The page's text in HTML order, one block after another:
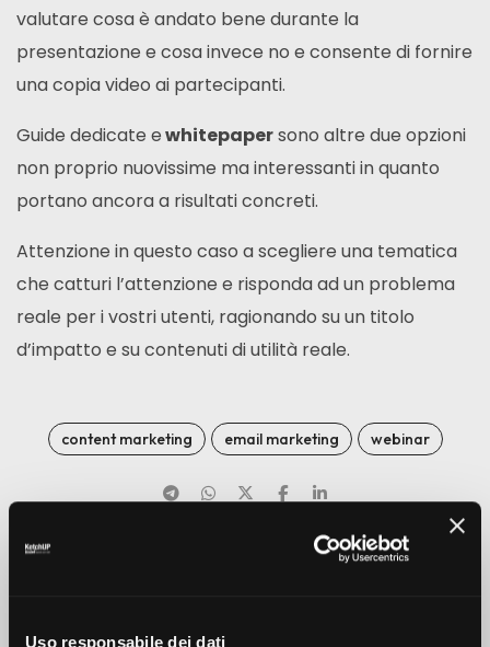
Uso responsabile dei dati
valutare cosa è andato bene durante la
presentazione e cosa invece no e consente di fornire
una copia video ai partecipanti.
Guide dedicate ewhitepapersono altre due opzioni
non proprio nuovissime ma interessanti in quanto
portano ancora a risultati concreti.
Attenzione in questo caso a scegliere una tematica
che catturi l’attenzione e risponda ad un problema
reale per i vostri utenti, ragionando su un titolo
d’impatto e su contenuti di utilità reale.
content marketing email marketing webinar